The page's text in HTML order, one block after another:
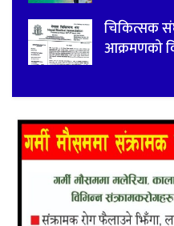
चिकित्सक
आक्रमणको